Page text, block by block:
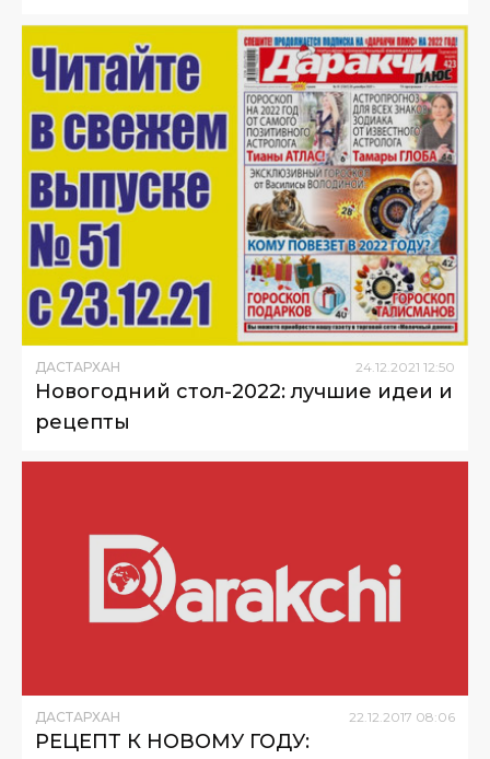
ДАСТАРХАН 24 12 2021 12:50
Новогодний стол-2022: лучшие идеи и
рецепты
ДАСТАРХАН 22.12.2017 08:06
РЕЦЕПТ К НОВОМУ ГОДУ: